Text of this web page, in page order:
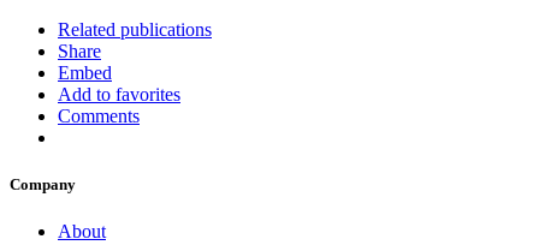
Related publications
Share
Embed
Add to favorites
Comments
Company
About